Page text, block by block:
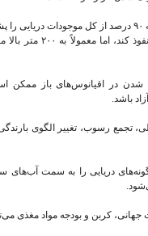
این پدیده، حیات در لایه‌های بالایی اقیانوس را مختل می‌کند که ۹۰
خورشید می‌تواند تا عمق یک
شدن در اقیانوس‌های باز
باشد.
تجمع رسوب، تغییر الگوی
دریایی را به سمت
کربن و بودجه مواد مغذی